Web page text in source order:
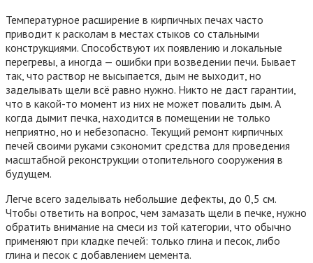
Температурное расширение в кирпичных печах часто
приводит к расколам в местах стыков со стальными
конструкциями. Способствуют их появлению и локальные
перегревы, а иногда — ошибки при возведении печи. Бывает
так, что раствор не высыпается, дым не выходит, но
заделывать щели всё равно нужно. Никто не даст гарантии,
что в какой-то момент из них не может повалить дым. А
когда дымит печка, находится в помещении не только
неприятно, но и небезопасно. Текущий ремонт кирпичных
печей своими руками сэкономит средства для проведения
масштабной реконструкции отопительного сооружения в
будущем.
Легче всего заделывать небольшие дефекты, до 0,5 см.
Чтобы ответить на вопрос, чем замазать щели в печке, нужно
обратить внимание на смеси из той категории, что обычно
применяют при кладке печей: только глина и песок, либо
глина и песок с добавлением цемента.